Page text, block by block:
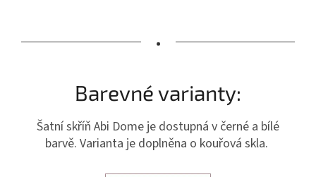
•
Barevné varianty:
Šatní skříň Abi Dome je dostupná v černé a bílé
barvě. Varianta je doplněna o kouřová skla.